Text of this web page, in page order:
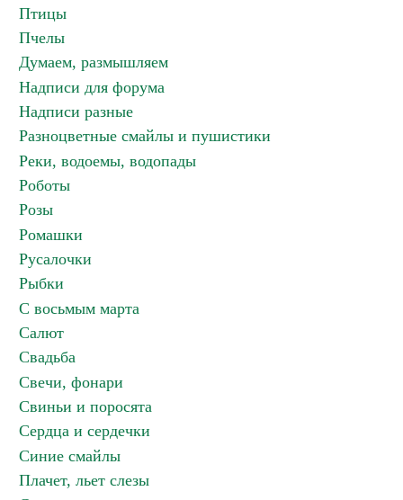
Птицы
Пчелы
Думаем, размышляем
Надписи для форума
Надписи разные
Разноцветные смайлы и пушистики
Реки, водоемы, водопады
Роботы
Розы
Ромашки
Русалочки
Рыбки
С восьмым марта
Салют
Свадьба
Свечи, фонари
Свиньи и поросята
Сердца и сердечки
Синие смайлы
Плачет, льет слезы